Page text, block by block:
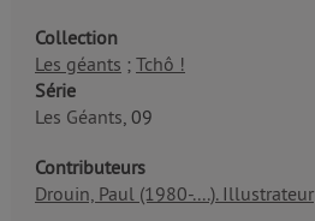
Collection
Les géants ; Tchô !
Série
Les Géants, 09
Contributeurs
Drouin, Paul (1980-....). Illustrateur